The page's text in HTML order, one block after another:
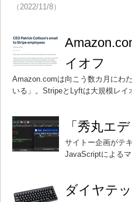
（2022/11/8）
イオフ
Amazon.comは向こう数カ月にわ
いる」。StripeとLyftは大規模レイ
「秀丸エ
サイトー企画がテ
JavaScriptによる
ダイヤテ